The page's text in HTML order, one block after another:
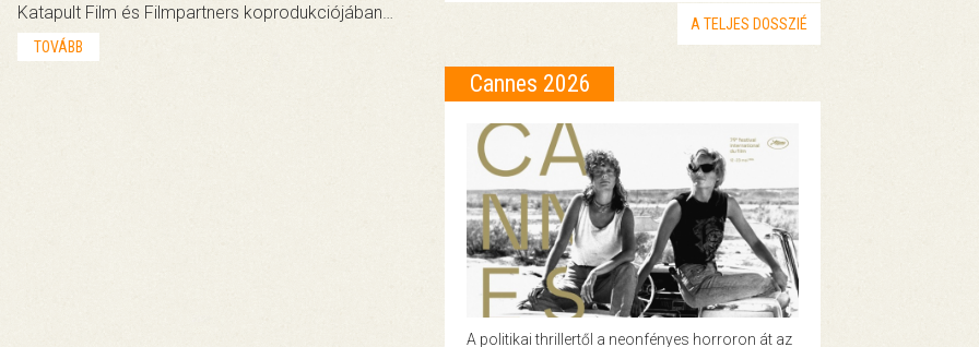
Katapult Film és Filmpartners koprodukciójában…
TOVÁBB
A TELJES DOSSZIÉ
Cannes 2026
A politikai thrillertől a neonfényes horroron át az